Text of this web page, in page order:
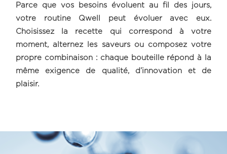
Parce que vos besoins évoluent au fil des jours,
votre routine Qwell peut évoluer avec eux.
Choisissez la recette qui correspond à votre
moment, alternez les saveurs ou composez votre
propre combinaison : chaque bouteille répond à la
même exigence de qualité, d’innovation et de
plaisir.